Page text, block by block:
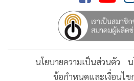
นโยบายความเป็นส่วนตัว
ข้อกำหนดและเงื่อนไข